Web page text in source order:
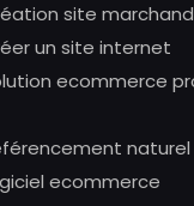
site
un site internet
ecommerce
naturel
ecommerce